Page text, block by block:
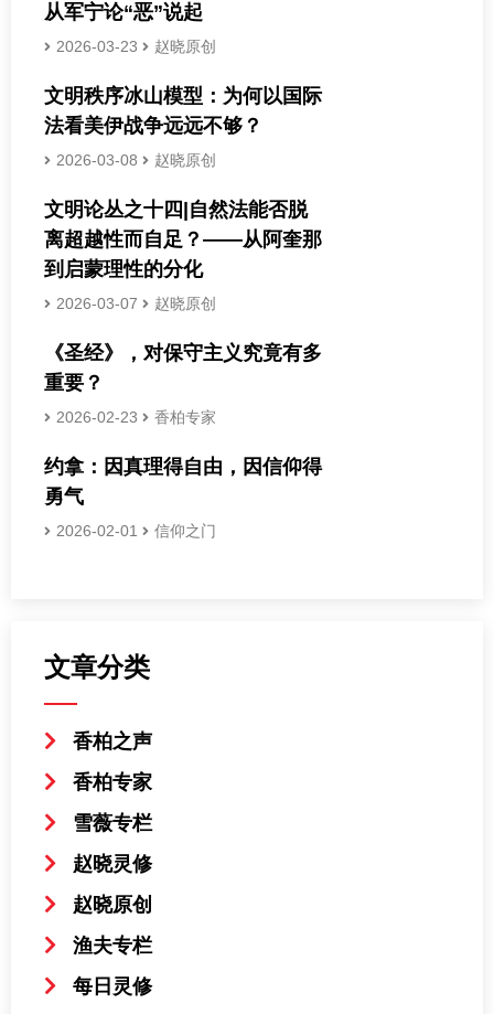
从军宁论“恶”说起
2026-03-23 赵晓原创
文明秩序冰山模型：为何以国际
法看美伊战争远远不够？
2026-03-08 赵晓原创
文明论丛之十四|自然法能否脱
离超越性而自足？——从阿奎那
到启蒙理性的分化
2026-03-07 赵晓原创
《圣经》，对保守主义究竟有多
重要？
2026-02-23 香柏专家
约拿：因真理得自由，因信仰得
勇气
2026-02-01 信仰之门
文章分类
香柏之声
香柏专家
雪薇专栏
赵晓灵修
赵晓原创
渔夫专栏
每日灵修